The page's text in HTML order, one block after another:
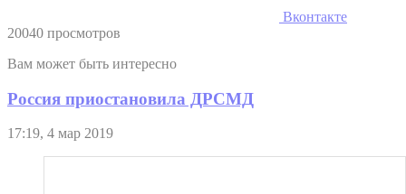
Вконтакте
20040 просмотров
Вам может быть интересно
Россия приостановила ДРСМД
17:19, 4 мар 2019